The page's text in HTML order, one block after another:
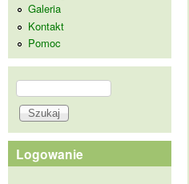
Galeria
Kontakt
Pomoc
Formularz wyszukiwania
Szukaj
Logowanie